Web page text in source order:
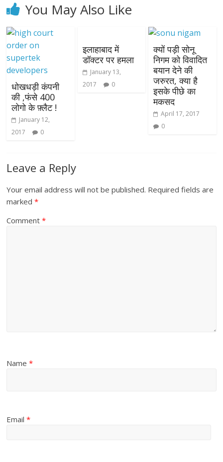
You May Also Like
धोखधड़ी कंपनी
की ,फंसे 400
लोगो के फ़्लैट !
January 12,
2017
0
इलाहाबाद में
डॉक्टर पर हमला
January 13,
2017
0
क्यों पड़ी सोनू
निगम को विवादित
बयान देने की
जरुरत, क्या है
इसके पीछे का
मकसद
April 17, 2017
0
Leave a Reply
Your email address will not be published. Required fields are
marked*
Comment*
Name*
Email*